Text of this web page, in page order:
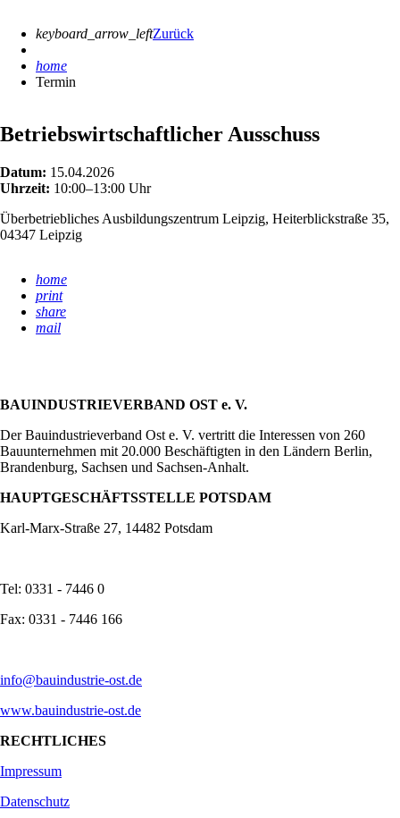
keyboard_arrow_leftZurück
home
Termin
Betriebswirtschaftlicher Ausschuss
Datum: 15.04.2026
Uhrzeit: 10:00–13:00 Uhr
Überbetriebliches Ausbildungszentrum Leipzig, Heiterblickstraße 35,
04347 Leipzig
home
print
share
mail
BAUINDUSTRIEVERBAND OST e. V.
Der Bauindustrieverband Ost e. V. vertritt die Interessen von 260
Bauunternehmen mit 20.000 Beschäftigten in den Ländern Berlin,
Brandenburg, Sachsen und Sachsen-Anhalt.
HAUPTGESCHÄFTSSTELLE POTSDAM
Karl-Marx-Straße 27, 14482 Potsdam
Tel: 0331 - 7446 0
Fax: 0331 - 7446 166
info@bauindustrie-ost.de
www.bauindustrie-ost.de
RECHTLICHES
Impressum
Datenschutz